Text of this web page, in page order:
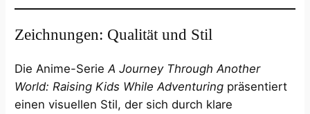
Zeichnungen: Qualität und Stil
Die Anime-SerieA Journey Through Another
World: Raising Kids While Adventuring präsentiert
einen visuellen Stil, der sich durch klare